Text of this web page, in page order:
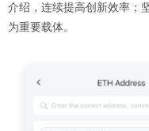
介绍，连续提高创新效率；
为重要载体。